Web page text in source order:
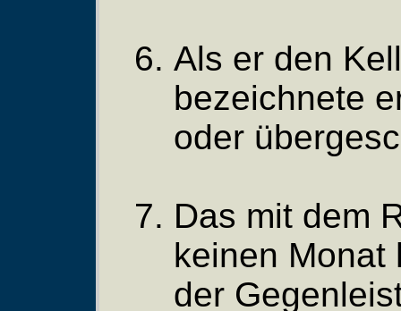
Als er den
bezeichnete
oder
Das mit dem
keinen Monat
der